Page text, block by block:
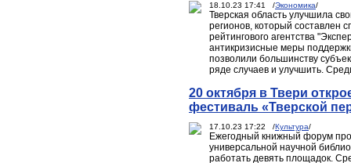
18.10.23 17:41 /Экономика/
Тверская область улучшила
регионов, который составлен
рейтингового агентства
антикризисные меры
позволили большинству
ряде случаев и улучшить.
20 октября в Твери
фестиваль «Тверской
17.10.23 17:22 /Культура/
Ежегодный книжный форум
универсальной научной
работать девять площадок.